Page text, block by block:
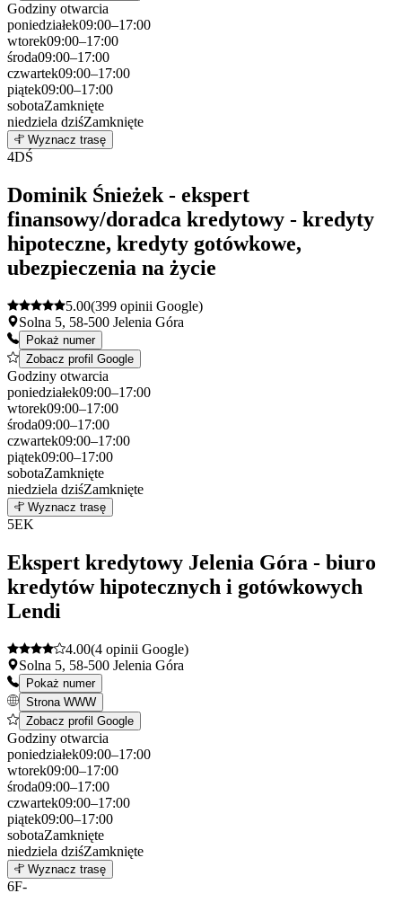
Godziny otwarcia
poniedziałek09:00–17:00
wtorek09:00–17:00
środa09:00–17:00
czwartek09:00–17:00
piątek09:00–17:00
sobotaZamknięte
niedziela dziśZamknięte
+
Wyznacz trasę
4DŚ
Dominik Śnieżek - ekspert
finansowy/doradca kredytowy - kredyty
hipoteczne, kredyty gotówkowe,
ubezpieczenia na życie
5.00(399 opinii Google)
Solna 5, 58-500 Jelenia Góra
Pokaż numer
Zobacz profil Google
Godziny otwarcia
poniedziałek09:00–17:00
wtorek09:00–17:00
środa09:00–17:00
czwartek09:00–17:00
piątek09:00–17:00
sobotaZamknięte
niedziela dziśZamknięte
+
−
Wyznacz trasę
5EK
Ekspert kredytowy Jelenia Góra - biuro
kredytów hipotecznych i gotówkowych
Lendi
4.00(4 opinii Google)
Solna 5, 58-500 Jelenia Góra
Pokaż numer
Strona WWW
Zobacz profil Google
Godziny otwarcia
poniedziałek09:00–17:00
wtorek09:00–17:00
środa09:00–17:00
czwartek09:00–17:00
piątek09:00–17:00
sobotaZamknięte
niedziela dziśZamknięte
+
Wyznacz trasę
6F-